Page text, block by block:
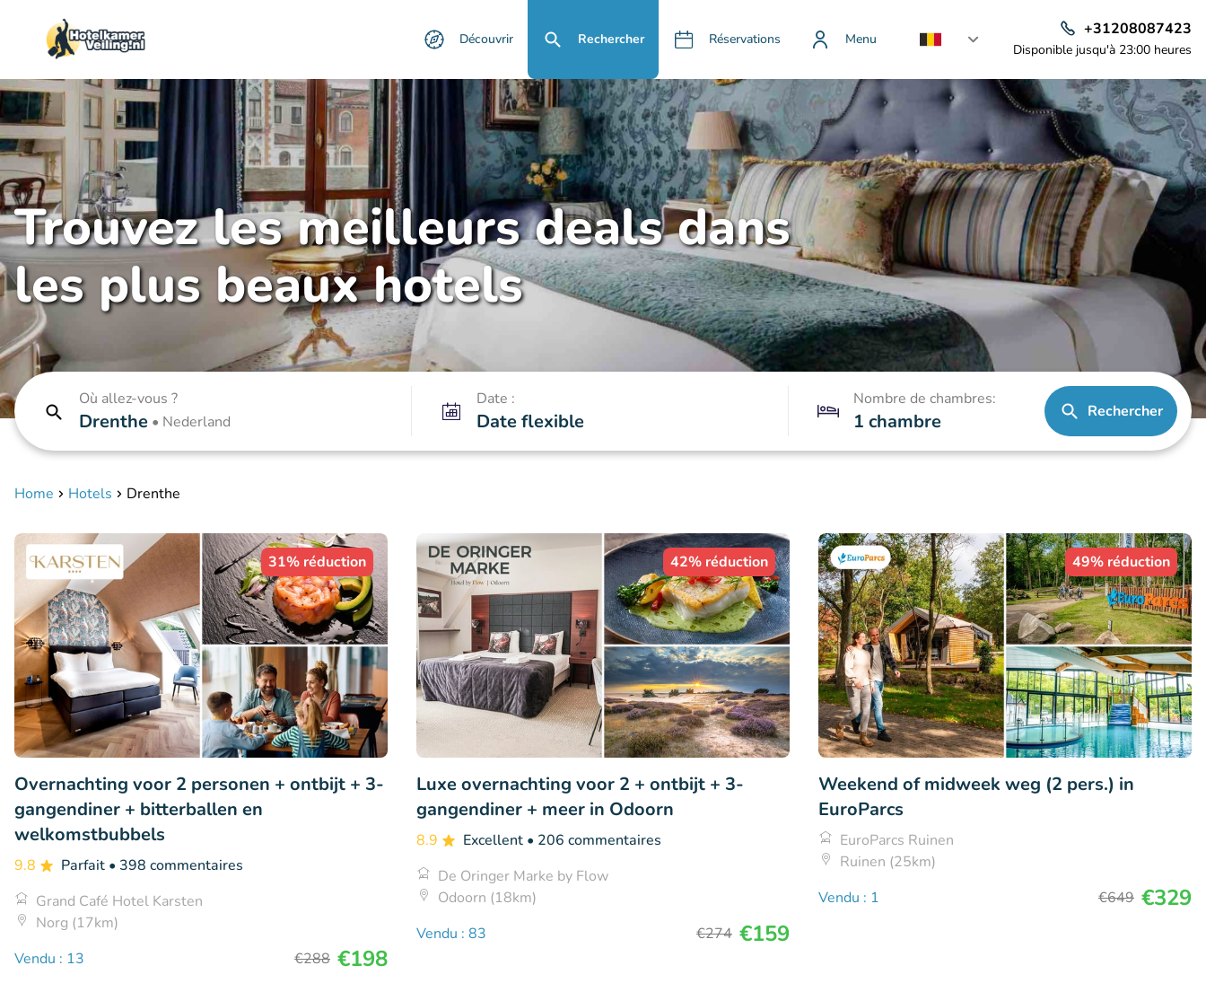
Découvrir Rechercher Réservations Menu
+31208087423
Disponible jusqu'à 23:00 heures
Trouvez les meilleurs deals dans
les plus beaux hotels
Où allez-vous ?
Drenthe • Nederland
Date :
Date flexible
Nombre de chambres:
1 chambre Rechercher
Home Hotels Drenthe
31% réduction
Overnachting voor 2 personen + ontbijt + 3-
gangendiner + bitterballen en
welkomstbubbels
9.8 Parfait • 398 commentaires
Grand Café Hotel Karsten
Norg (17km)
Vendu : 13
€288 €198
42% réduction
Luxe overnachting voor 2 + ontbijt + 3-
gangendiner + meer in Odoorn
8.9 Excellent • 206 commentaires
De Oringer Marke by Flow
Odoorn (18km)
Vendu : 83
€274 €159
49% réduction
Weekend of midweek weg (2 pers.) in
EuroParcs
EuroParcs Ruinen
Ruinen (25km)
Vendu : 1
€649 €329